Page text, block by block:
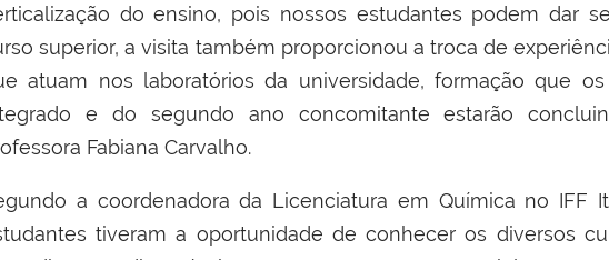
do ensino, pois nossos estudantes podem dar
superior, a visita também proporcionou a troca de
atuam nos laboratórios da universidade, formação que
e do segundo ano concomitante estarão
Fabiana Carvalho.
a coordenadora da Licenciatura em Química no IFF
tiveram a oportunidade de conhecer os diversos